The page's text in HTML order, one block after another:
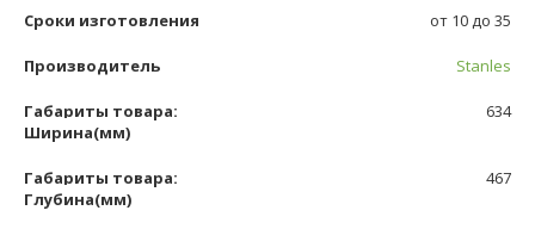
Сроки изготовления от 10 до 35
Производитель Stanles
Габариты товара:
Ширина(мм)
634
Габариты товара:
Глубина(мм)
467